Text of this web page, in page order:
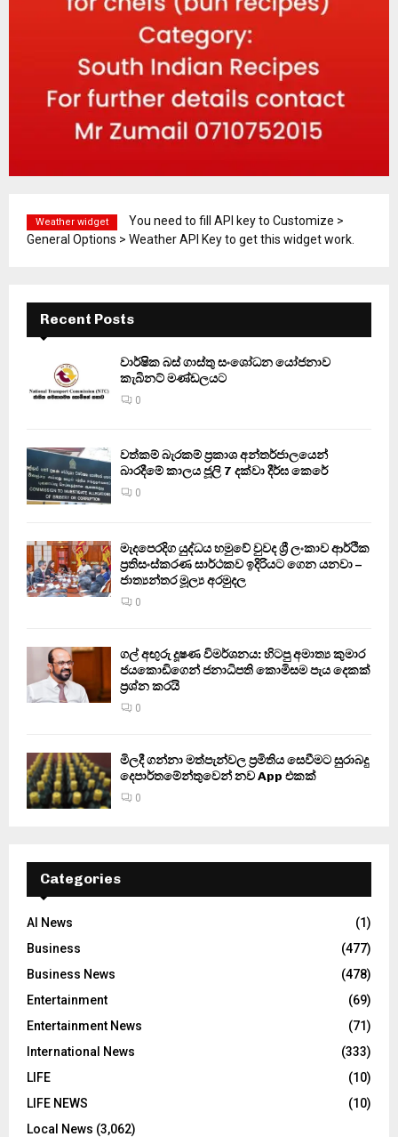
Weather widget
You need to fill API key to Customize >
General Options > Weather API Key to get this widget work.
Recent Posts
වාර්ෂික බස් ගාස්තු සංශෝධන යෝජනාව
කැබිනට් මණ්ඩලයට
0
වත්කම් බැරකම් ප්‍රකාශ අන්තර්ජාලයෙන්
බාරදීමේ කාලය ජූලි 7 දක්වා දීර්ඝ කෙරේ
0
මැදපෙරදිග යුද්ධය හමුවේ වුවද ශ්‍රී ලංකාව ආර්ථික
ප්‍රතිසංස්කරණ සාර්ථකව ඉදිරියට ගෙන යනවා –
ජාත්‍යන්තර මූල්‍ය අරමුදල
0
ගල් අඟුරු දූෂණ විමර්ශනය: හිටපු අමාත්‍ය කුමාර
ජයකොඩිගෙන් ජනාධිපති කොමිසම පැය දෙකක්
ප්‍රශ්න කරයි
0
මිලදී ගන්නා මත්පැන්වල ප්‍රමිතිය සෙවීමට සුරාබදු
දෙපාර්තමේන්තුවෙන් නව App එකක්
0
Categories
AI News
(1)
Business
(477)
Business News
(478)
Entertainment
(69)
Entertainment News
(71)
International News
(333)
LIFE
(10)
LIFE NEWS
(10)
Local News (3,062)